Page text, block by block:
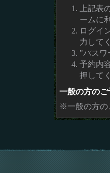
上記表
ームに
ログイ
力して
"パスワ
予約内
押して
一般の方のご
※一般の方の